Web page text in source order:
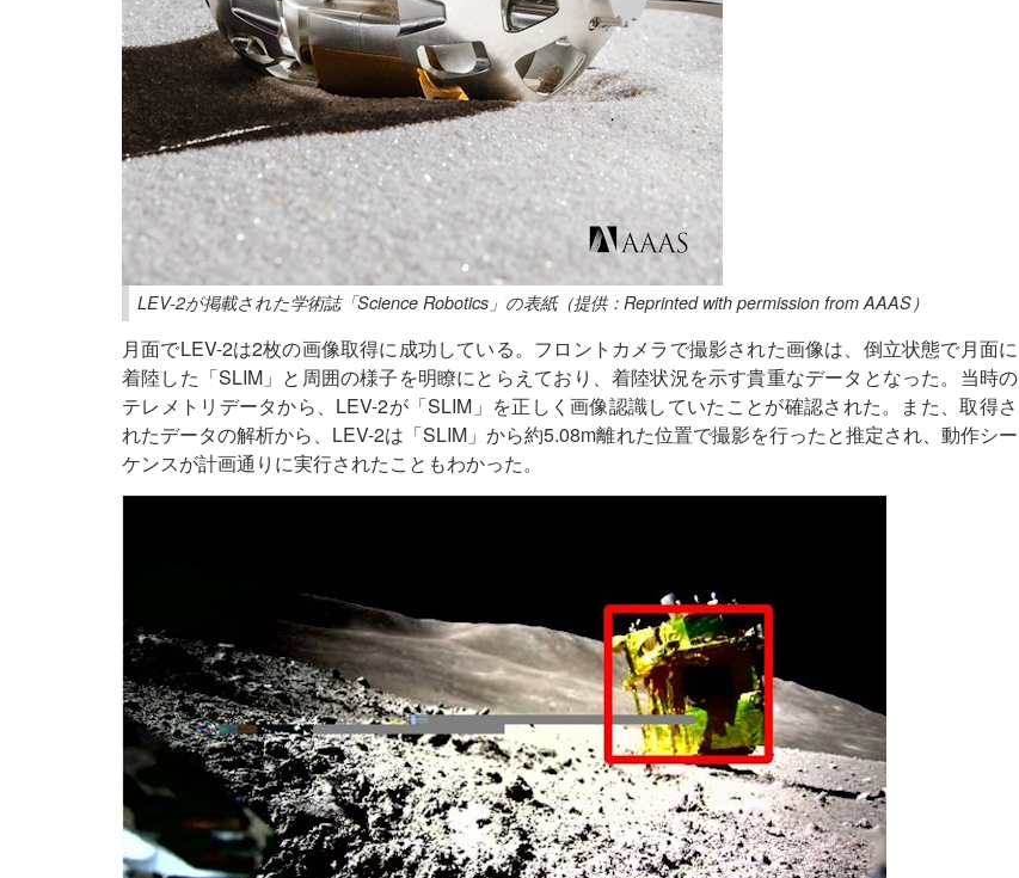
LEV-2が掲載された学術誌「Science Robotics」の表紙（提供：Reprinted with permission from AAAS）
月面でLEV-2は2枚の画像取得に成功している。フロントカメラで撮影された画像は、倒立状態で月面に
着陸した「SLIM」と周囲の様子を明瞭にとらえており、着陸状況を示す貴重なデータとなった。当時の
テレメトリデータから、LEV-2が「SLIM」を正しく画像認識していたことが確認された。また、取得さ
れたデータの解析から、LEV-2は「SLIM」から約5.08m離れた位置で撮影を行ったと推定され、動作シー
ケンスが計画通りに実行されたこともわかった。